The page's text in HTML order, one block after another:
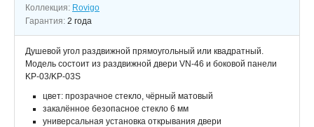
Коллекция: Rovigo
Гарантия: 2 года
Душевой угол раздвижной прямоугольный или квадратный.
Модель состоит из раздвижной двери VN-46 и боковой панели
KP-03/KP-03S
цвет: прозрачное стекло, чёрный матовый
закалённое безопасное стекло 6 мм
универсальная установка открывания двери